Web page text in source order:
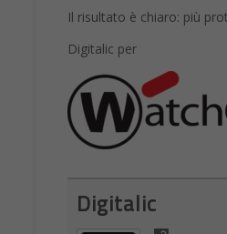
Il risultato è chiaro: più
Digitalic per
Digitalic